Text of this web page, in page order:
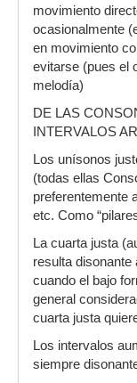
movimiento
ocasionalmente
en movimiento
evitarse (pues el
melodía)
DE LAS
INTERVALOS
Los unísonos
(todas ellas
preferentemente
etc. Como
La cuarta justa
resulta
cuando el bajo
general
cuarta justa
Los intervalos
siempre